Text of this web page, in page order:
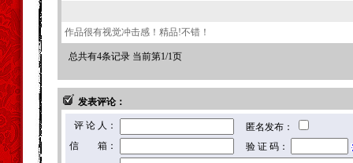
作品很有视觉冲击感！精品!不错！
总共有4条记录 当前第1/1页
发表评论：
评 论 人：
匿名发布：
信 箱：
验 证 码：